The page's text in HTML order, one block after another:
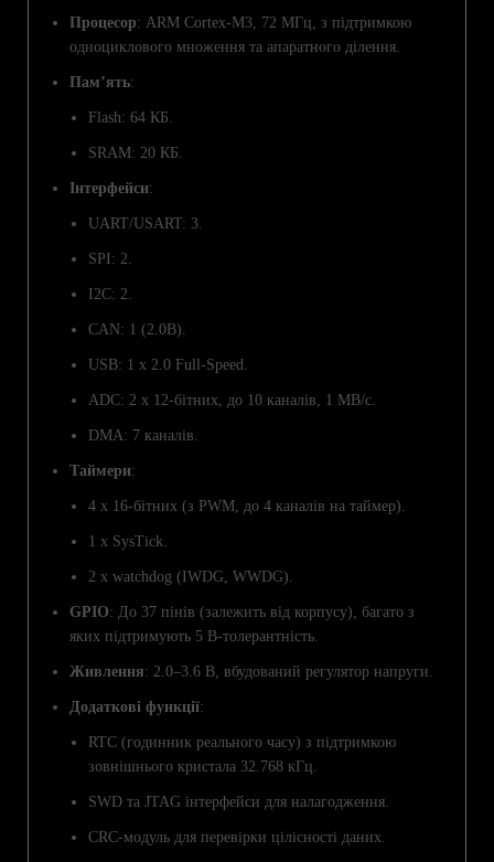
Процесор: ARM Cortex-M3, 72 МГц, з підтримкою
одноциклового множення та апаратного ділення.
Пам’ять:
Flash: 64 КБ.
SRAM: 20 КБ.
Інтерфейси:
UART/USART: 3.
SPI: 2.
I2C: 2.
CAN: 1 (2.0B).
USB: 1 x 2.0 Full-Speed.
ADC: 2 x 12-бітних, до 10 каналів, 1 МВ/с.
DMA: 7 каналів.
Таймери:
4 x 16-бітних (з PWM, до 4 каналів на таймер).
1 x SysTick.
2 x watchdog (IWDG, WWDG).
GPIO: До 37 пінів (залежить від корпусу), багато з
яких підтримують 5 В-толерантність.
Живлення: 2.0–3.6 В, вбудований регулятор напруги.
Додаткові функції:
RTC (годинник реального часу) з підтримкою
зовнішнього кристала 32.768 кГц.
SWD та JTAG інтерфейси для налагодження.
CRC-модуль для перевірки цілісності даних.